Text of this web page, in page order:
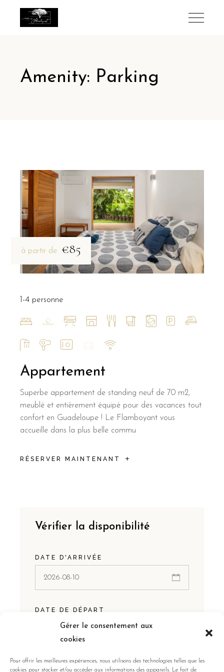
Gérer le consentement aux
cookies
Pour offrir les meilleures expériences, nous utilisons des technologies telles que les
cookies pour stocker et/ou accéder aux informations des appareils. Le fait de
Amenity: Parking
à partir de €85
Appartement
Superbe appartement de standing neuf de 70 m2,
meublé et entièrement équipé pour des vacances tout
confort en Guadeloupe ! Le Flamboyant vous
accueille dans la plus belle commu
RÉSERVER MAINTENANT
1-4 personne
Vérifier la disponibilité
DATE D'ARRIVÉE
DATE DE DÉPART
INVITÉS: